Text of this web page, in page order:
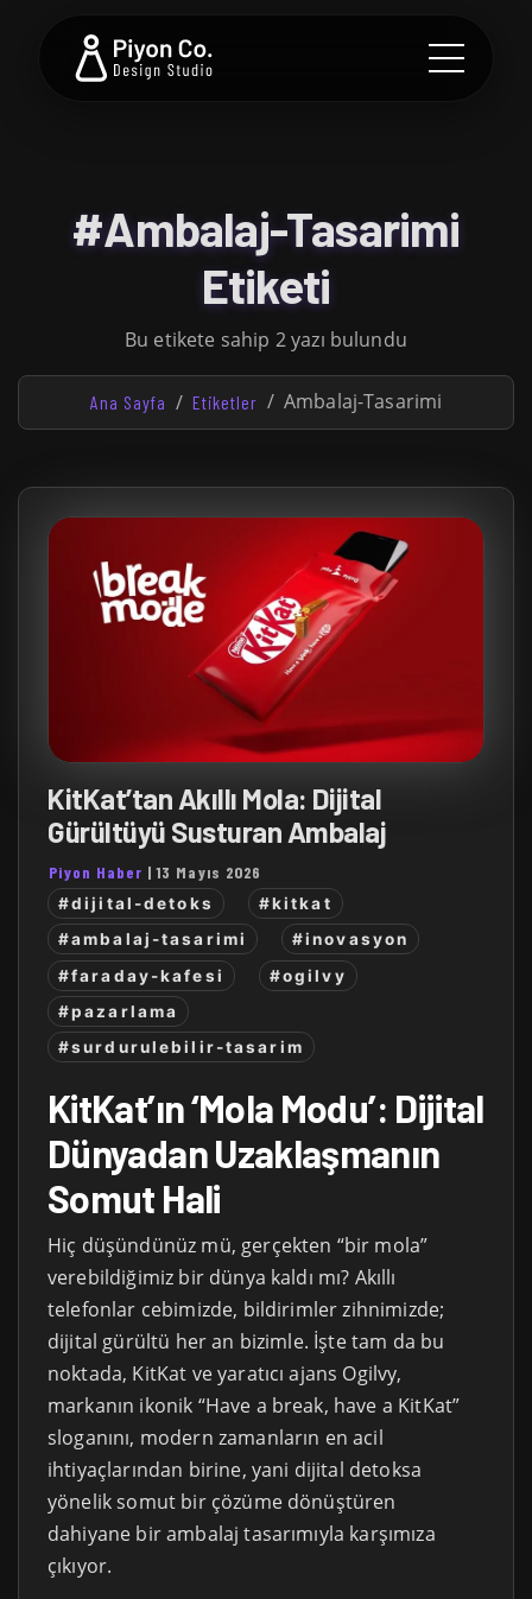
#Ambalaj-Tasarimi
Etiketi
Bu etikete sahip 2 yazı bulundu
Ana Sayfa Etiketler Ambalaj-Tasarimi
KitKat’tan Akıllı Mola: Dijital
Gürültüyü Susturan Ambalaj
Piyon Haber |13 Mayıs 2026
#dijital-detoks
#kitkat
#ambalaj-tasarimi
#inovasyon
#faraday-kafesi
#ogilvy
#pazarlama
#surdurulebilir-tasarim
KitKat’ın ‘Mola Modu’: Dijital
Dünyadan Uzaklaşmanın
Somut Hali
Hiç düşündünüz mü, gerçekten “bir mola”
verebildiğimiz bir dünya kaldı mı? Akıllı
telefonlar cebimizde, bildirimler zihnimizde;
dijital gürültü her an bizimle. İşte tam da bu
noktada, KitKat ve yaratıcı ajans Ogilvy,
markanın ikonik “Have a break, have a KitKat”
sloganını, modern zamanların en acil
ihtiyaçlarından birine, yani dijital detoksa
yönelik somut bir çözüme dönüştüren
dahiyane bir ambalaj tasarımıyla karşımıza
çıkıyor.